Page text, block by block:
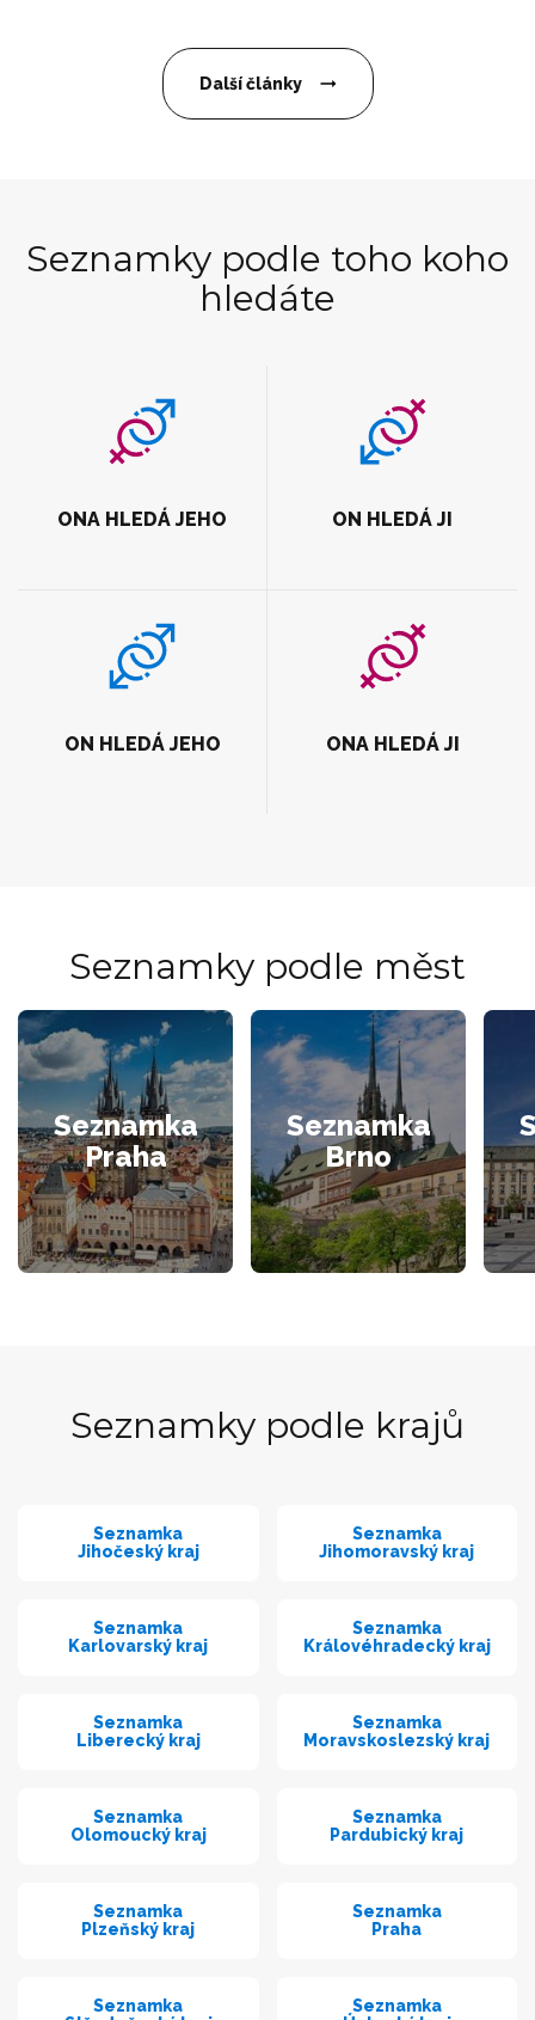
Další články
Seznamky podle toho koho
hledáte
ONA HLEDÁ JEHO ON HLEDÁ JI
ON HLEDÁ JEHO ONA HLEDÁ JI
Seznamky podle měst
Seznamka
Praha
Seznamka
Brno
Seznamky podle krajů
Seznamka
Jihočeský kraj
Seznamka
Jihomoravský kraj
Seznamka
Karlovarský kraj
Seznamka
Královéhradecký kraj
Seznamka
Liberecký kraj
Seznamka
Moravskoslezský kraj
Seznamka
Olomoucký kraj
Seznamka
Pardubický kraj
Seznamka
Plzeňský kraj
Seznamka
Praha
Seznamka
Seznamka